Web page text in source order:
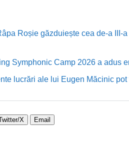
Roșie găzduiește cea de-a III-
Symphonic Camp 2026 a adus
lucrări ale lui Eugen Măcinic
X Email